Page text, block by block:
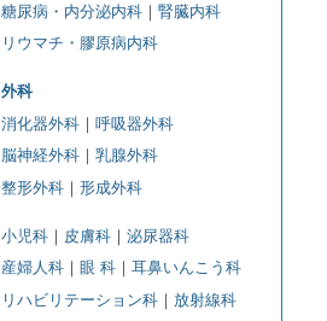
糖尿病・内分泌内科 ｜ 腎臓内科
リウマチ・膠原病内科
外科
消化器外科 ｜ 呼吸器外科
脳神経外科 ｜ 乳腺外科
整形外科 ｜ 形成外科
小児科 ｜ 皮膚科 ｜ 泌尿器科
産婦人科 ｜ 眼 科 ｜ 耳鼻いんこう科
リハビリテーション科 ｜ 放射線科